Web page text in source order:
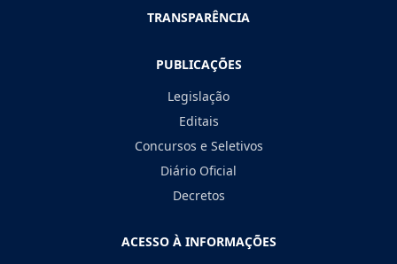
TRANSPARÊNCIA
PUBLICAÇÕES
Legislação
Editais
Concursos e Seletivos
Diário Oficial
Decretos
ACESSO À INFORMAÇÕES